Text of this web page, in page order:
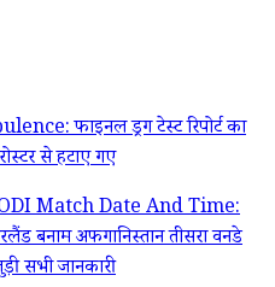
फाइनल ड्रग टेस्ट रिपोर्ट का
से हटाए गए
Match Date And Time:
बनाम अफगानिस्तान तीसरा वनडे
सभी जानकारी